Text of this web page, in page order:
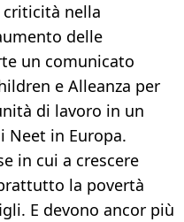
criticità nella
delle
un comunicato
e Alleanza per
di lavoro in un
Neet in Europa.
in cui a crescere
la povertà
E devono ancor più